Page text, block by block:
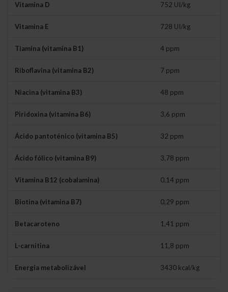
Vitamina D 752 UI/kg
Vitamina E 728 UI/kg
Tiamina (vitamina B1) 4 ppm
Riboflavina (vitamina B2) 7 ppm
Niacina (vitamina B3) 48 ppm
Piridoxina (vitamina B6) 3,6 ppm
Ácido pantoténico (vitamina B5) 32 ppm
Ácido fólico (vitamina B9) 3,78 ppm
Vitamina B12 (cobalamina) 0,14 ppm
Biotina (vitamina B7) 0,29 ppm
Betacaroteno 1,41 ppm
L-carnitina 11,8 ppm
Energia metabolizável 3430 kcal/kg